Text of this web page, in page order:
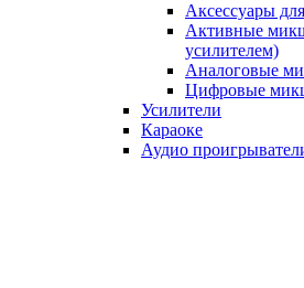
Аксессуары
Активные
усилителем)
Аналоговые
Цифровые
Усилители
Караоке
Аудио